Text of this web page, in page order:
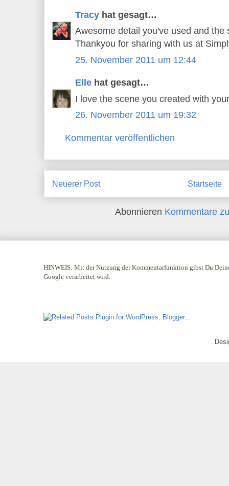
Tracy hat gesagt…
Awesome detail you've used and the
Thankyou for sharing with us at
25. November 2011 um 12:44
Elle hat gesagt…
I love the scene you created with
26. November 2011 um 19:32
Kommentar veröffentlichen
Neuerer Post Startseite
Abonnieren Kommentare
HINWEIS: Mit der Nutzung der Kommentarfunktion gibst Du
Google verarbeitet wird.